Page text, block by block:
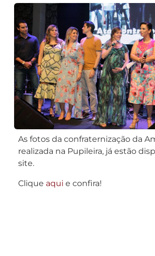
As fotos da confraternização da
realizada na Pupileira, já estão
site.
Clique aqui e confira!